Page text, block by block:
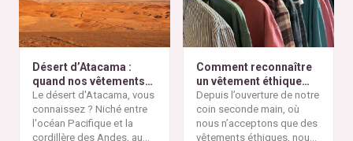
Désert d’Atacama :
quand nos vêtements
finissent à l’autre bout
du monde
Le désert d'Atacama, vous
connaissez ? Niché entre
l'océan Pacifique et la
cordillère des Andes, au
Comment reconnaître
un vêtement éthique
selon nos critères ?
Depuis l’ouverture de notre
coin seconde main, où
nous n’acceptons que des
vêtements éthiques, nous